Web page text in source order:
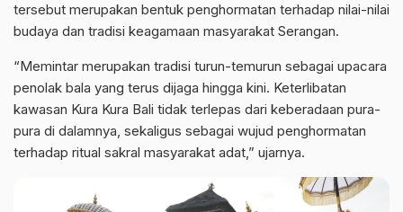
tersebut merupakan bentuk penghormatan terhadap nilai-nilai
budaya dan tradisi keagamaan masyarakat Serangan.
“Memintar merupakan tradisi turun-temurun sebagai upacara
penolak bala yang terus dijaga hingga kini. Keterlibatan
kawasan Kura Kura Bali tidak terlepas dari keberadaan pura-
pura di dalamnya, sekaligus sebagai wujud penghormatan
terhadap ritual sakral masyarakat adat,” ujarnya.